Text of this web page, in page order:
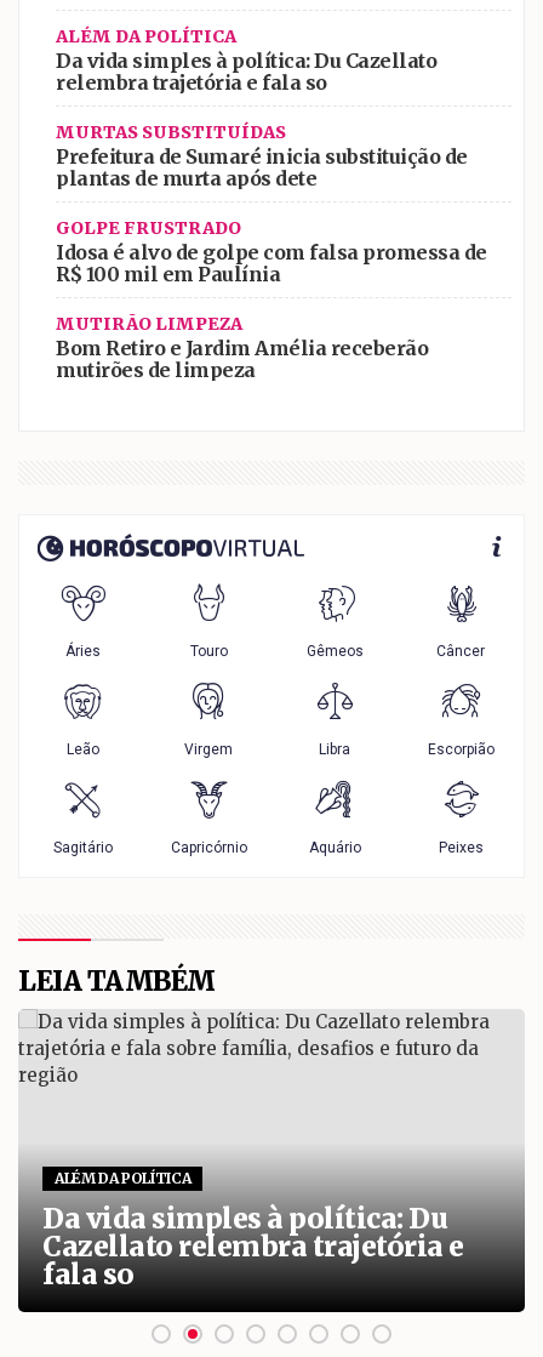
ALÉM DA POLÍTICA
Da vida simples à política: Du Cazellato
relembra trajetória e fala so
MURTAS SUBSTITUÍDAS
Prefeitura de Sumaré inicia substituição de
plantas de murta após dete
GOLPE FRUSTRADO
Idosa é alvo de golpe com falsa promessa de
R$ 100 mil em Paulínia
MUTIRÃO LIMPEZA
Bom Retiro e Jardim Amélia receberão
mutirões de limpeza
LEIA TAMBÉM
ALÉM DA POLÍTICA
Da vida simples à política: Du
Cazellato relembra trajetória e
fala so